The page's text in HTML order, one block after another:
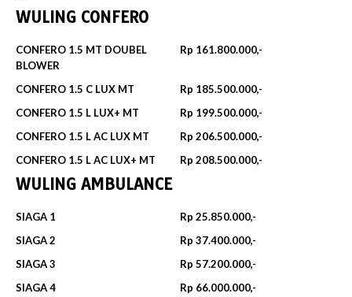
WULING CONFERO
CONFERO 1.5 MT DOUBEL
BLOWER
Rp 161.800.000,-
CONFERO 1.5 C LUX MT
Rp 185.500.000,-
CONFERO 1.5 L LUX+ MT
Rp 199.500.000,-
CONFERO 1.5 L AC LUX MT
Rp 206.500.000,-
CONFERO 1.5 L AC LUX+ MT
Rp 208.500.000,-
WULING AMBULANCE
SIAGA 1
Rp 25.850.000,-
SIAGA 2
Rp 37.400.000,-
SIAGA 3
Rp 57.200.000,-
SIAGA 4
Rp 66.000.000,-